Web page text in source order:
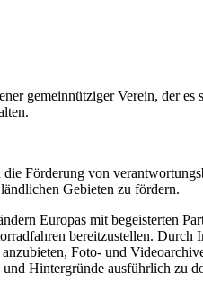
gemeinnütziger Verein, der
Förderung von
Gebieten zu fördern.
Europas mit begeisterten
bereitzustellen.
Foto- und
Hintergründe ausführlich zu